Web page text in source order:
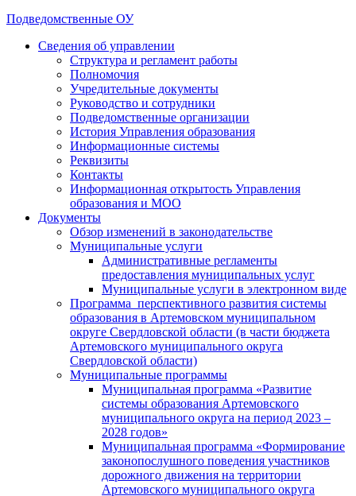
Подведомственные ОУ
Сведения об управлении
Структура и регламент работы
Полномочия
Учредительные документы
Руководство и сотрудники
Подведомственные организации
История Управления образования
Информационные системы
Реквизиты
Контакты
Информационная открытость Управления
образования и МОО
Документы
Обзор изменений в законодательстве
Муниципальные услуги
Административные регламенты
предоставления муниципальных услуг
Муниципальные услуги в электронном виде
Программа перспективного развития системы
образования в Артемовском муниципальном
округе Свердловской области (в части бюджета
Артемовского муниципального округа
Свердловской области)
Муниципальные программы
Муниципальная программа «Развитие
системы образования Артемовского
муниципального округа на период 2023 –
2028 годов»
Муниципальная программа «Формирование
законопослушного поведения участников
дорожного движения на территории
Артемовского муниципального округа